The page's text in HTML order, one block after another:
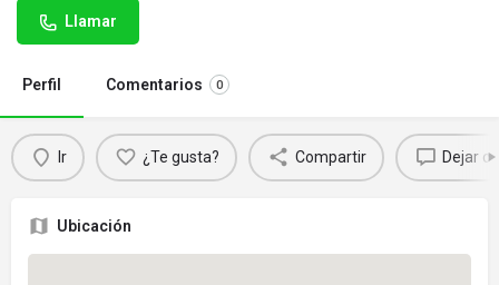
Llamar
Perfil Comentarios 0
Ir ¿Te gusta? Compartir Dejar
Ubicación